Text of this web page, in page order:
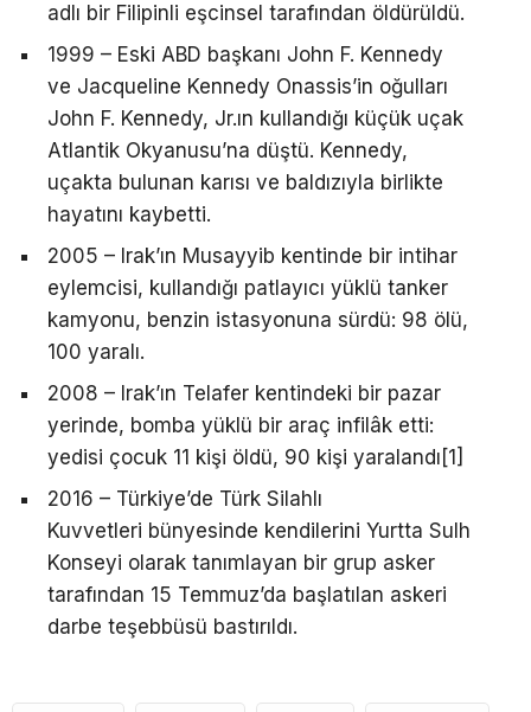
adlı bir Filipinli eşcinsel tarafından öldürüldü.
1999 – Eski ABD başkanı John F. Kennedy
ve Jacqueline Kennedy Onassis’in oğulları
John F. Kennedy, Jr.ın kullandığı küçük uçak
Atlantik Okyanusu’na düştü. Kennedy,
uçakta bulunan karısı ve baldızıyla birlikte
hayatını kaybetti.
2005 – Irak’ın Musayyib kentinde bir intihar
eylemcisi, kullandığı patlayıcı yüklü tanker
kamyonu, benzin istasyonuna sürdü: 98 ölü,
100 yaralı.
2008 – Irak’ın Telafer kentindeki bir pazar
yerinde, bomba yüklü bir araç infilâk etti:
yedisi çocuk 11 kişi öldü, 90 kişi yaralandı[1]
2016 – Türkiye’de Türk Silahlı
Kuvvetleri bünyesinde kendilerini Yurtta Sulh
Konseyi olarak tanımlayan bir grup asker
tarafından 15 Temmuz’da başlatılan askeri
darbe teşebbüsü bastırıldı.